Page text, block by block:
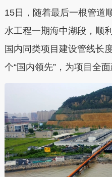
15日，随着最后一根管道
水工程一期海中湖段，顺
国内同类项目建设管线长
个“国内领先”，为项目全